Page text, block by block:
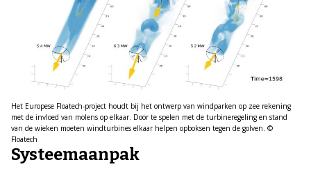
Het Europese Floatech-project houdt bij het ontwerp van windparken op zee rekening
met de invloed van molens op elkaar. Door te spelen met de turbineregeling en stand
van de wieken moeten windturbines elkaar helpen opboksen tegen de golven. ©
Floatech
Systeemaanpak